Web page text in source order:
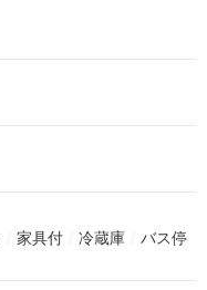
家具付 冷蔵庫
バス停